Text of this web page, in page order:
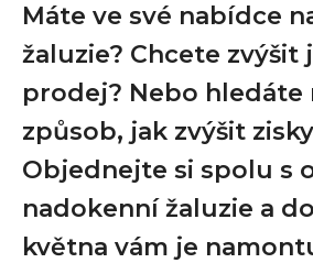
Máte ve své nabídce
žaluzie? Chcete zvýšit
prodej? Nebo hledáte
způsob, jak zvýšit
Objednejte si spolu s
nadokenní žaluzie a
května vám je